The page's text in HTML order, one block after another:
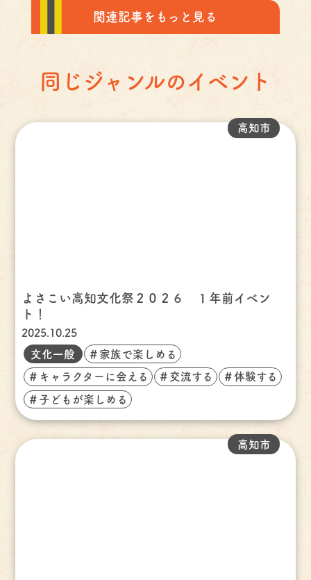
関連記事をもっと見る
同じジャンルのイベント
よさこい高知文化祭２０２６ １年前イベン
ト！
2025.10.25
高知市
文化一般 ＃家族で楽しめる
＃キャラクターに会える ＃交流する ＃体験する
＃子どもが楽しめる
高知市